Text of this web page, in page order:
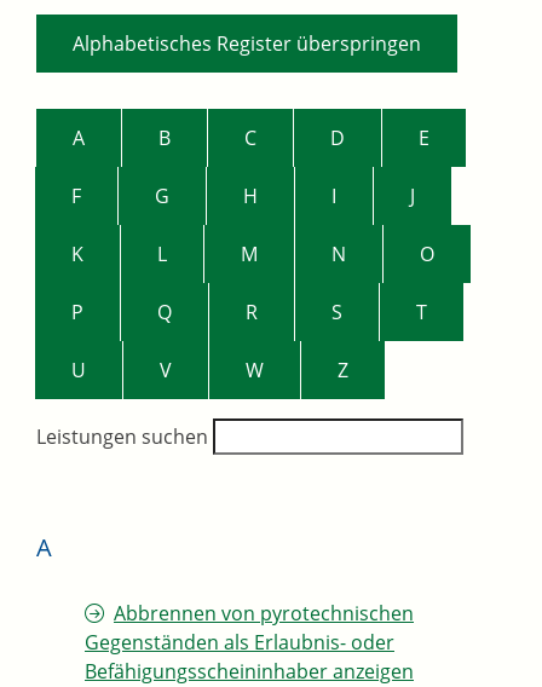
Alphabetisches Register überspringen
A B C D E
F G H I J
K L M N O
P Q R S T
U V W Z
Leistungen suchen
A
Abbrennen von pyrotechnischen
Gegenständen als Erlaubnis- oder
Befähigungsscheininhaber anzeigen